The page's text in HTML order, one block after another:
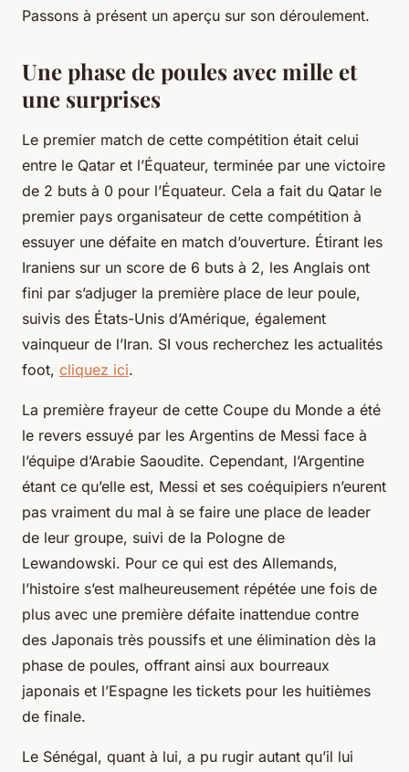
Passons à présent un aperçu sur son déroulement.
Une phase de poules avec mille et
une surprises
Le premier match de cette compétition était celui
entre le Qatar et l’Équateur, terminée par une victoire
de 2 buts à 0 pour l’Équateur. Cela a fait du Qatar le
premier pays organisateur de cette compétition à
essuyer une défaite en match d’ouverture. Étirant les
Iraniens sur un score de 6 buts à 2, les Anglais ont
fini par s’adjuger la première place de leur poule,
suivis des États-Unis d’Amérique, également
vainqueur de l’Iran. SI vous recherchez les actualités
foot, cliquez ici.
La première frayeur de cette Coupe du Monde a été
le revers essuyé par les Argentins de Messi face à
l’équipe d’Arabie Saoudite. Cependant, l’Argentine
étant ce qu’elle est, Messi et ses coéquipiers n’eurent
pas vraiment du mal à se faire une place de leader
de leur groupe, suivi de la Pologne de
Lewandowski. Pour ce qui est des Allemands,
l’histoire s’est malheureusement répétée une fois de
plus avec une première défaite inattendue contre
des Japonais très poussifs et une élimination dès la
phase de poules, offrant ainsi aux bourreaux
japonais et l’Espagne les tickets pour les huitièmes
de finale.
Le Sénégal, quant à lui, a pu rugir autant qu’il lui